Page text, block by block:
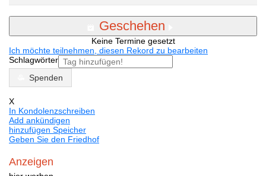
Geschehen
Keine Termine gesetzt
Ich möchte teilnehmen, diesen Rekord zu bearbeiten
Schlagwörter
Spenden
X
In Kondolenzschreiben
Add ankündigen
hinzufügen Speicher
Geben Sie den Friedhof
Anzeigen